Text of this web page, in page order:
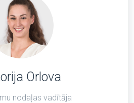
Orlova
nodaļas vadītāja